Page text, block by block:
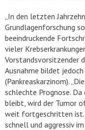
„In den letzten
Grundlagenforschung
beeindruckende
vieler
Vorstandsvorsitzender
Ausnahme bildet
(Pankreaskarzinom).
schlechte Prognose.
bleibt, wird der Tumor
weit fortgeschritten ist.
schnell und aggressiv